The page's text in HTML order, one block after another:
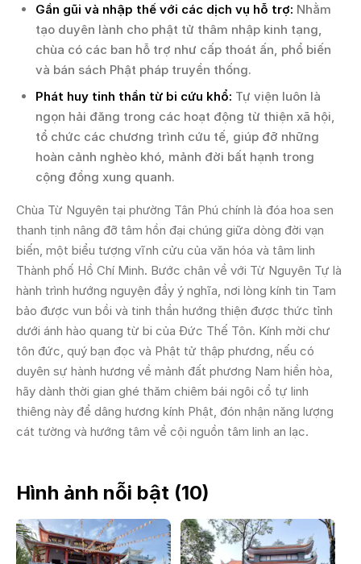
Gần gũi và nhập thế với các dịch vụ hỗ trợ: Nhằm
tạo duyên lành cho phật tử thâm nhập kinh tạng,
chùa có các ban hỗ trợ như cấp thoát ấn, phổ biến
và bán sách Phật pháp truyền thống.
Phát huy tinh thần từ bi cứu khổ: Tự viện luôn là
ngọn hải đăng trong các hoạt động từ thiện xã hội,
tổ chức các chương trình cứu tế, giúp đỡ những
hoàn cảnh nghèo khó, mảnh đời bất hạnh trong
cộng đồng xung quanh.
Chùa Từ Nguyên tại phường Tân Phú chính là đóa hoa sen
thanh tịnh nâng đỡ tâm hồn đại chúng giữa dòng đời vạn
biến, một biểu tượng vĩnh cửu của văn hóa và tâm linh
Thành phố Hồ Chí Minh. Bước chân về với Từ Nguyên Tự là
hành trình hướng nguyện đầy ý nghĩa, nơi lòng kính tin Tam
bảo được vun bồi và tinh thần hướng thiện được thức tỉnh
dưới ánh hào quang từ bi của Đức Thế Tôn. Kính mời chư
tôn đức, quý bạn đọc và Phật tử thập phương, nếu có
duyên sự hành hương về mảnh đất phương Nam hiền hòa,
hãy dành thời gian ghé thăm chiêm bái ngôi cổ tự linh
thiêng này để dâng hương kính Phật, đón nhận năng lượng
cát tường và hướng tâm về cội nguồn tâm linh an lạc.
Hình ảnh nỗi bật (10)